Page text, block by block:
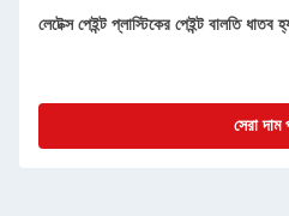
লেটেক্স পেইন্ট প্লাস্টিকের পেইন্ট বালতি ধাতব
সেরা দাম